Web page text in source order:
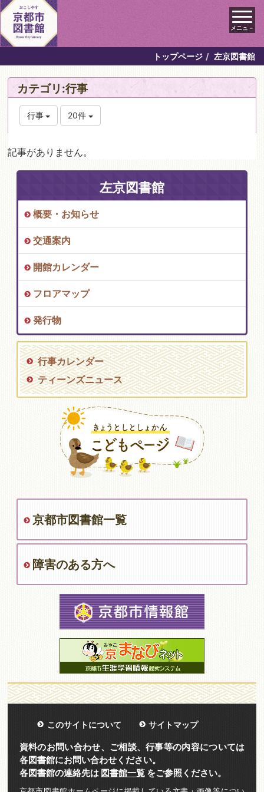
メニュ－
トップページ 左京図書館
カテゴリ:行事
行事 20件
記事がありません。
左京図書館
概要・お知らせ
交通案内
開館カレンダー
フロアマップ
発行物
行事カレンダー
ティーンズニュース
京都市図書館一覧
障害のある方へ
このサイトについて サイトマップ
資料のお問い合わせ、ご相談、行事等の内容については
各図書館にお問い合わせください。
各図書館の連絡先は 図書館一覧をご参照ください。